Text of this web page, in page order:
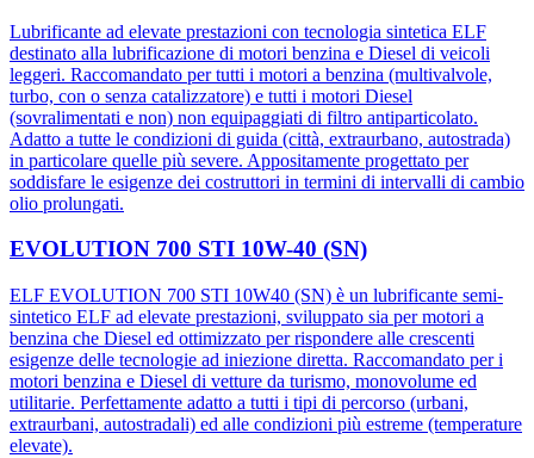
Lubrificante ad elevate prestazioni con tecnologia sintetica ELF
destinato alla lubrificazione di motori benzina e Diesel di veicoli
leggeri. Raccomandato per tutti i motori a benzina (multivalvole,
turbo, con o senza catalizzatore) e tutti i motori Diesel
(sovralimentati e non) non equipaggiati di filtro antiparticolato.
Adatto a tutte le condizioni di guida (città, extraurbano, autostrada)
in particolare quelle più severe. Appositamente progettato per
soddisfare le esigenze dei costruttori in termini di intervalli di cambio
olio prolungati.
EVOLUTION 700 STI 10W-40 (SN)
ELF EVOLUTION 700 STI 10W40 (SN) è un lubrificante semi-
sintetico ELF ad elevate prestazioni, sviluppato sia per motori a
benzina che Diesel ed ottimizzato per rispondere alle crescenti
esigenze delle tecnologie ad iniezione diretta. Raccomandato per i
motori benzina e Diesel di vetture da turismo, monovolume ed
utilitarie. Perfettamente adatto a tutti i tipi di percorso (urbani,
extraurbani, autostradali) ed alle condizioni più estreme (temperature
elevate).